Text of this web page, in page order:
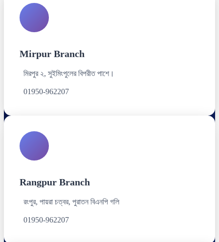
Mirpur Branch
মিরপুর ২, সুইমিংপুলের বিপরীত পাশে।
01950-962207
Rangpur Branch
রংপুর, পায়রা চত্বর, পুরাতন বিএনপি গলি
01950-962207